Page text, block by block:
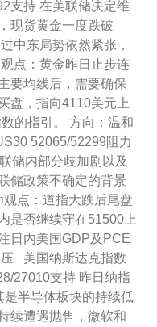
支持 在美联储决定维
现货黄金一度跌破
中东局势依然紧张，
点：黄金昨日止步连
要均线后，需要确保
盘，指向4110美元上
的指引。 方向：温和
52065/52299阻力
储内部分歧加剧以及
储政策不确定的背景
点：道指大跌后尾盘
是否继续守在51500上
日内美国GDP及PCE
美国纳斯达克指数
27010支持 昨日纳指
半导体板块的持续低
续遭遇抛售，微软和